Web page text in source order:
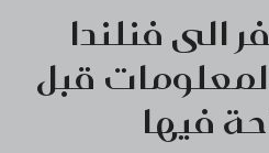
الى فنلندا
المعلومات قبل
فيها